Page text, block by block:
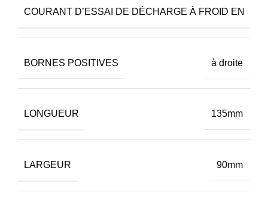
COURANT D’ESSAI DE DÉCHARGE À FROID EN
BORNES POSITIVES à droite
LONGUEUR 135mm
LARGEUR 90mm